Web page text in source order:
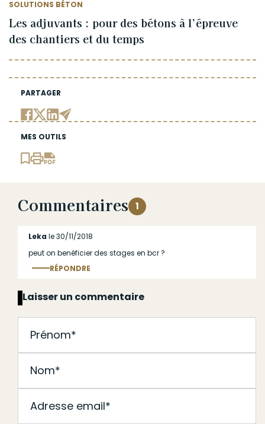
PARTAGER
MES OUTILS
SOLUTIONS BÉTON
Les adjuvants : pour des bétons à l’épreuve
des chantiers et du temps
Commentaires 1
Leka le 30/11/2018
peut on benéficier des stages en bcr ?
RÉPONDRE
Laisser un commentaire